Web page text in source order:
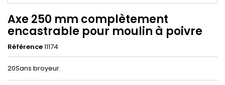
Axe 250 mm complètement
encastrable pour moulin à poivre
Référence11174
20Sans broyeur.